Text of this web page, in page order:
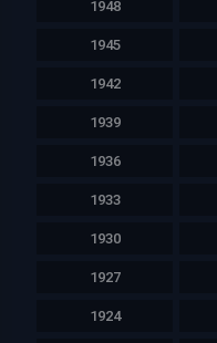
1948
1945
1942
1939
1936
1933
1930
1927
1924